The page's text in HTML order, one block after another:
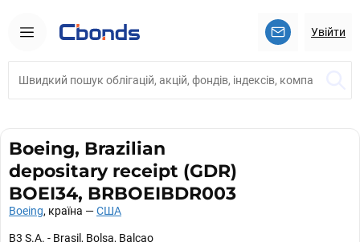
Увійти
Boeing, Brazilian
depositary receipt (GDR)
BOEI34, BRBOEIBDR003
Boeing, країна —США
B3 S.A. - Brasil, Bolsa, Balcao